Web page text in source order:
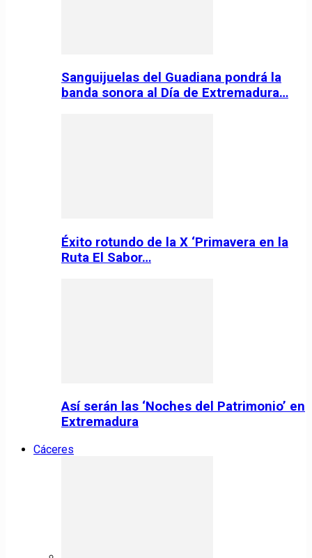
Sanguijuelas del Guadiana pondrá la
banda sonora al Día de Extremadura…
Éxito rotundo de la X ‘Primavera en la
Ruta El Sabor…
Así serán las ‘Noches del Patrimonio’ en
Extremadura
Cáceres